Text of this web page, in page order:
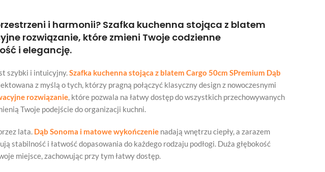
i harmonii? Szafka kuchenna stojąca z blatem
rozwiązanie, które zmieni Twoje codzienne
i elegancję.
szybki i intuicyjny.Szafka kuchenna stojąca z blatem Cargo 50cm SPremium Dąb
z myślą o tych, którzy pragną połączyć klasyczny design z nowoczesnymi
rozwiązanie, które pozwala na łatwy dostęp do wszystkich przechowywanych
Twoje podejście do organizacji kuchni.
lata. Dąb Sonoma i matowe wykończenie nadają wnętrzu ciepły, a zarazem
stabilność i łatwość dopasowania do każdego rodzaju podłogi. Duża głębokość
miejsce, zachowując przy tym łatwy dostęp.